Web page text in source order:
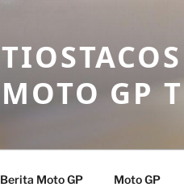
MOTO GP
Berita Moto GP Moto GP